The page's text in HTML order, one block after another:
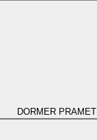
DORMER PRAMET